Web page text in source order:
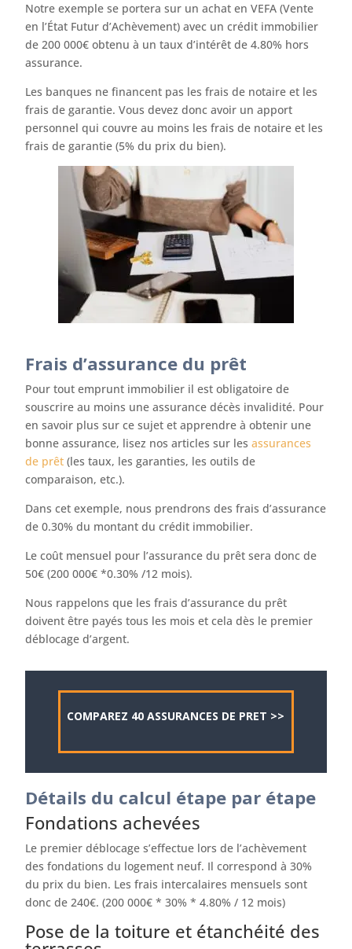
Notre exemple se portera sur un achat en VEFA (Vente
en l’État Futur d’Achèvement) avec un crédit immobilier
de 200 000€ obtenu à un taux d’intérêt de 4.80% hors
assurance.
Les banques ne financent pas les frais de notaire et les
frais de garantie. Vous devez donc avoir un apport
personnel qui couvre au moins les frais de notaire et les
frais de garantie (5% du prix du bien).
Frais d’assurance du prêt
Pour tout emprunt immobilier il est obligatoire de
souscrire au moins une assurance décès invalidité. Pour
en savoir plus sur ce sujet et apprendre à obtenir une
bonne assurance, lisez nos articles sur lesassurances
de prêt (les taux, les garanties, les outils de
comparaison, etc.).
Dans cet exemple, nous prendrons des frais d’assurance
de 0.30% du montant du crédit immobilier.
Le coût mensuel pour l’assurance du prêt sera donc de
50€ (200 000€ *0.30% /12 mois).
Nous rappelons que les frais d’assurance du prêt
doivent être payés tous les mois et cela dès le premier
déblocage d’argent.
COMPAREZ 40 ASSURANCES DE PRET >>
Détails du calcul étape par étape
Fondations achevées
Le premier déblocage s’effectue lors de l’achèvement
des fondations du logement neuf. Il correspond à 30%
du prix du bien. Les frais intercalaires mensuels sont
donc de 240€. (200 000€ * 30% * 4.80% / 12 mois)
Pose de la toiture et étanchéité des